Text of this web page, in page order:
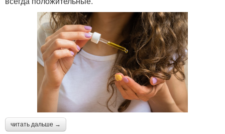
читать дальше →